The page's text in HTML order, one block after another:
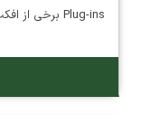
Plug-ins برخی از افکت‌های پرکاربرد دانلود نرم افزار…